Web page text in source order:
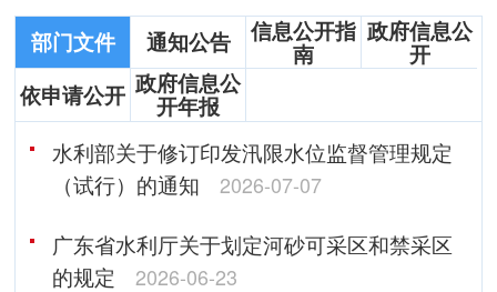
部门文件 通知公告 信息公开指
南
政府信息公
开
依申请公开 政府信息公
开年报
水利部关于修订印发汛限水位监督管理规定
（试行）的通知
2026-07-07
广东省水利厅关于划定河砂可采区和禁采区
的规定
2026-06-23